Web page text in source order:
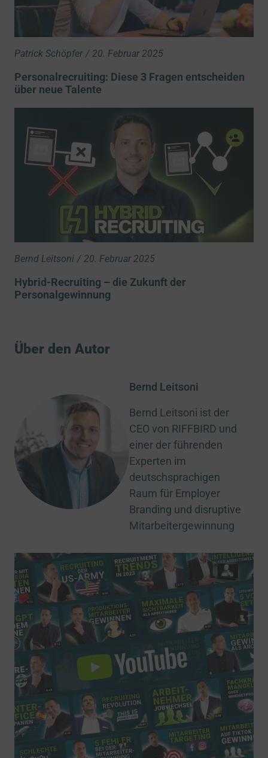
Patrick Schöpfer / 20. Februar 2025
Personalrecruiting: Diese 3 Fragen entscheiden
über neue Talente
Bernd Leitsoni / 20. Februar 2025
Hybrid-Recruiting – die Zukunft der
Personalgewinnung
Über den Autor
Bernd Leitsoni
Bernd Leitsoni ist der
CEO von RIFFBIRD und
einer der führenden
Experten im
deutschsprachigen
Raum für Employer
Branding und disruptive
Mitarbeitergewinnung